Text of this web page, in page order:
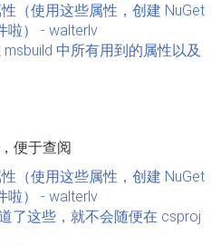
（使用这些属性，创建 NuGet
啦） - walterlv
中所有用到的属性以及
便于查阅
（使用这些属性，创建 NuGet
啦） - walterlv
了这些，就不会随便在 csproj